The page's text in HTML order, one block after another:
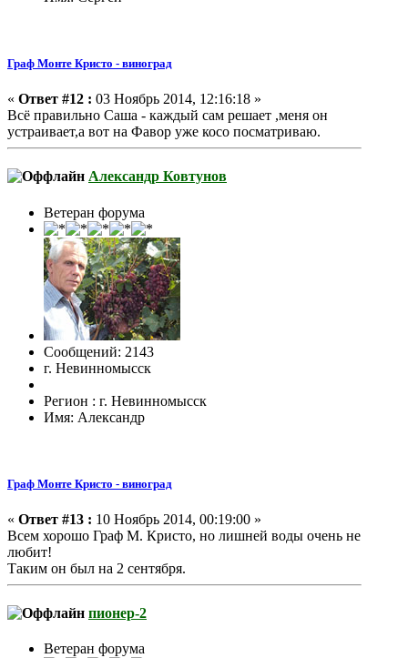
Граф Монте Кристо - виноград
« Ответ #12 : 03 Ноябрь 2014, 12:16:18 »
Всё правильно Саша - каждый сам решает ,меня он
устраивает,а вот на Фавор уже косо посматриваю.
Александр Ковтунов
Ветеран форума
Сообщений: 2143
г. Невинномысск
Регион : г. Невинномысск
Имя: Александр
Граф Монте Кристо - виноград
« Ответ #13 : 10 Ноябрь 2014, 00:19:00 »
Всем хорошо Граф М. Кристо, но лишней воды очень не
любит!
Таким он был на 2 сентября.
пионер-2
Ветеран форума